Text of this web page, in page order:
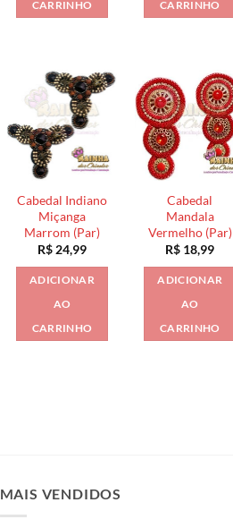
CARRINHO CARRINHO
Cabedal Indiano
Miçanga
Marrom (Par)
R$ 24,99
ADICIONAR
AO
CARRINHO
Cabedal
Mandala
Vermelho (Par)
R$ 18,99
ADICIONAR
AO
CARRINHO
MAIS VENDIDOS